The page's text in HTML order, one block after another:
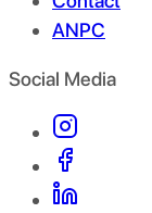
ANPC
Social Media